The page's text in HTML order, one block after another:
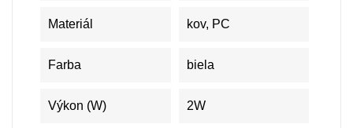
Materiál kov, PC
Farba biela
Výkon (W) 2W